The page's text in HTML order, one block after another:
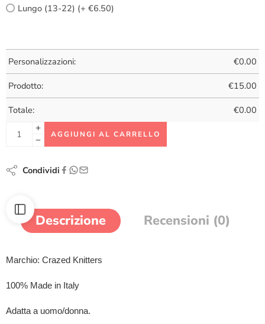
Lungo (13-22) (+ €6.50)
Personalizzazioni: €0.00
Prodotto: €15.00
Totale: €0.00
AGGIUNGI AL CARRELLO
Condividi
Descrizione Recensioni (0)
Marchio: Crazed Knitters
100% Made in Italy
Adatta a uomo/donna.